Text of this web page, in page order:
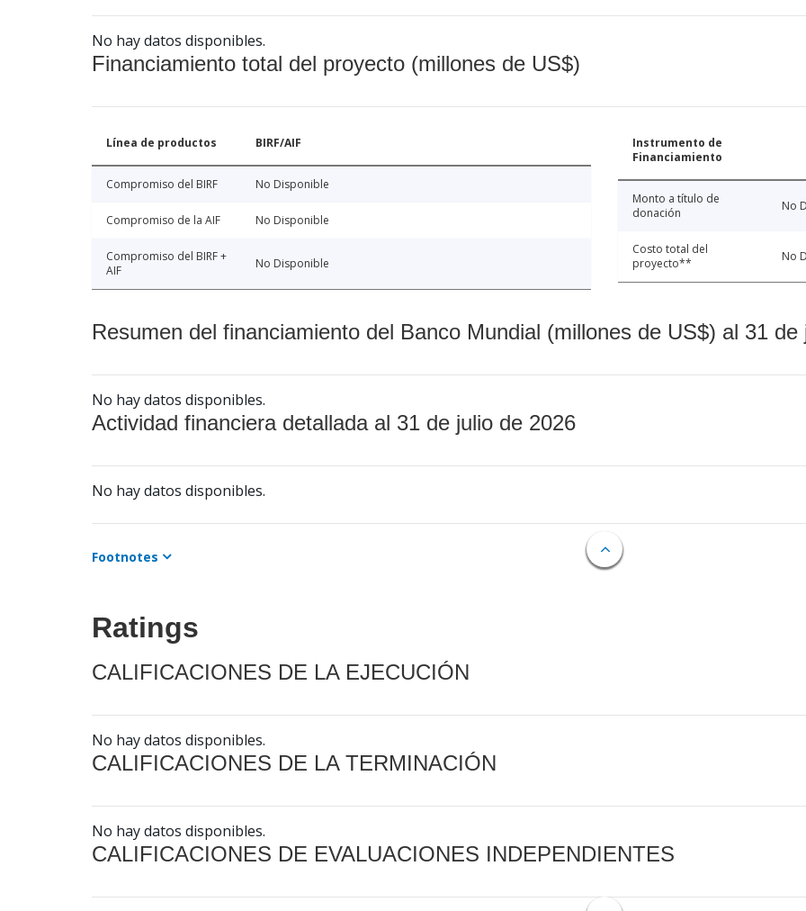
No hay datos disponibles.
Financiamiento total del proyecto (millones de US$)
Línea de productos BIRF/AIF
Compromiso del BIRF No Disponible
Compromiso de la AIF No Disponible
Compromiso del BIRF +
AIF
No Disponible
Instrumento de
Financiamiento
Monto a título de
donación
No
Costo total del
proyecto**
No
Resumen del financiamiento del Banco Mundial (millones de US$) al 31 de
No hay datos disponibles.
Actividad financiera detallada al 31 de julio de 2026
No hay datos disponibles.
Footnotes
Ratings
CALIFICACIONES DE LA EJECUCIÓN
No hay datos disponibles.
CALIFICACIONES DE LA TERMINACIÓN
No hay datos disponibles.
CALIFICACIONES DE EVALUACIONES INDEPENDIENTES